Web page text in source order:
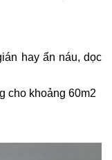
hay ẩn náu, dọc
cho khoảng 60m2